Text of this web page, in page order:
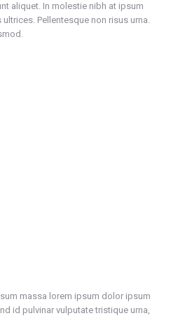
aliquet. In molestie nibh at ipsum
Pellentesque non risus urna.
massa lorem ipsum dolor ipsum
id pulvinar vulputate tristique urna,